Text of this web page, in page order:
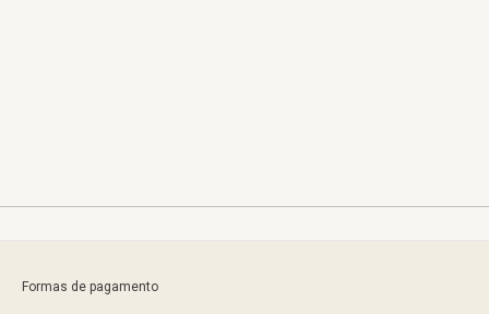
Formas de pagamento